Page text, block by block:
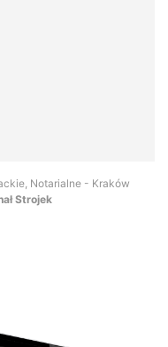
Notarialne - Kraków
Strojek